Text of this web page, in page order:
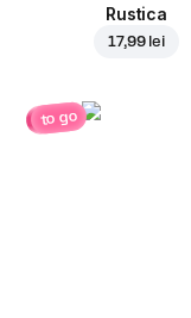
Rustica
17,99 lei
to go